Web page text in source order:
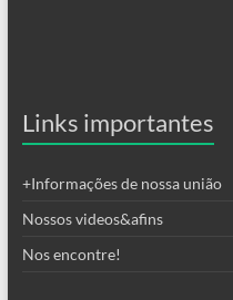
Links importantes
+Informações de nossa união
Nossos videos&afins
Nos encontre!